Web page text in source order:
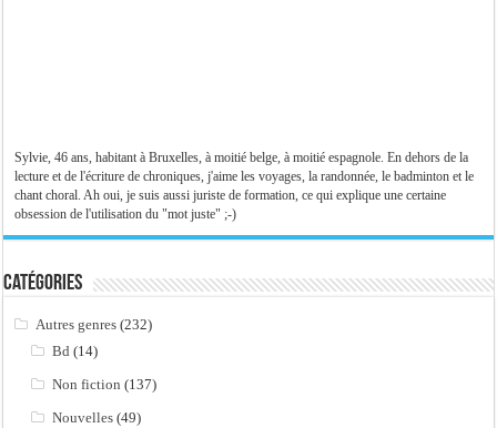
Sylvie, 46 ans, habitant à Bruxelles, à moitié belge, à moitié espagnole. En dehors de la
lecture et de l'écriture de chroniques, j'aime les voyages, la randonnée, le badminton et le
chant choral. Ah oui, je suis aussi juriste de formation, ce qui explique une certaine
obsession de l'utilisation du "mot juste" ;-)
Catégories
Autres genres (232)
Bd (14)
Non fiction (137)
Nouvelles (49)